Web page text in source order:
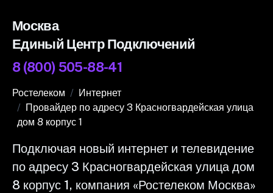
Москва
Единый Центр Подключений
8 (800) 505-88-41
Ростелеком
Интернет
Провайдер по адресу 3 Красногвардейская улица
дом 8 корпус 1
Подключая новый интернет и телевидение
по адресу 3 Красногвардейская улица дом
8 корпус 1, компания «Ростелеком Москва»